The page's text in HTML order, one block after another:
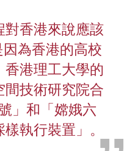
對香港來說應該
為香港的高校
港理工大學的
技術研究院合
」和「嫦娥六
執行裝置」。